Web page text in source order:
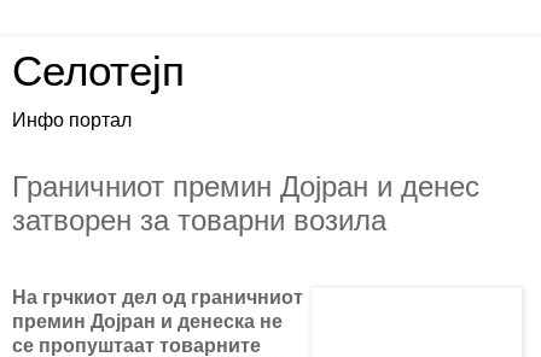
Селотејп
Инфо портал
Граничниот премин Дојран и денес
затворен за товарни возила
На грчкиот дел од граничниот
премин Дојран и денеска не
се пропуштаат товарните